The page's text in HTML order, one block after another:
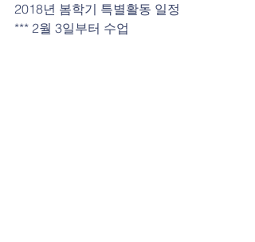
2018년 봄학기 특별활동 일정
*** 2월 3일부터 수업